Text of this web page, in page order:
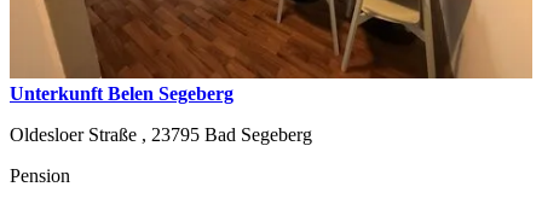
Unterkunft Belen Segeberg
Oldesloer Straße , 23795 Bad Segeberg
Pension